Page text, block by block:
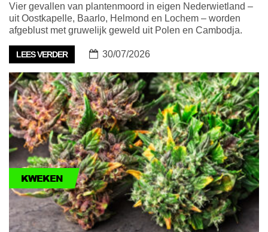
Vier gevallen van plantenmoord in eigen Nederwietland –
uit Oostkapelle, Baarlo, Helmond en Lochem – worden
afgeblust met gruwelijk geweld uit Polen en Cambodja.
LEES VERDER 30/07/2026
KWEKEN